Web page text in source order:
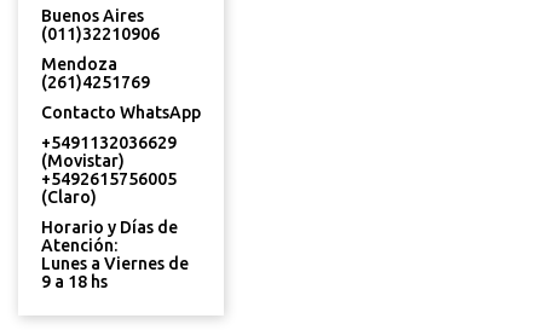
Buenos Aires
(011)32210906
Mendoza
(261)4251769
Contacto WhatsApp
+5491132036629
(Movistar)
+5492615756005
(Claro)
Horario y Días de
Atención:
Lunes a Viernes de
9 a 18 hs